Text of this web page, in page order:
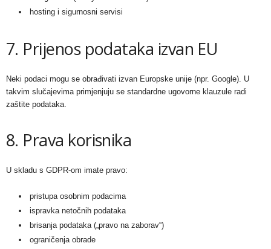
hosting i sigurnosni servisi
7. Prijenos podataka izvan EU
Neki podaci mogu se obrađivati izvan Europske unije (npr. Google). U
takvim slučajevima primjenjuju se standardne ugovorne klauzule radi
zaštite podataka.
8. Prava korisnika
U skladu s GDPR-om imate pravo:
pristupa osobnim podacima
ispravka netočnih podataka
brisanja podataka („pravo na zaborav“)
ograničenja obrade